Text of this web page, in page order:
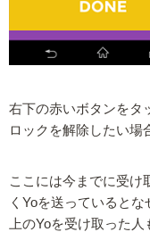
右下の赤いボタンをタ
ロックを解除したい場
ここには今までに受け
くYoを送っていると
上のYoを受け取った人